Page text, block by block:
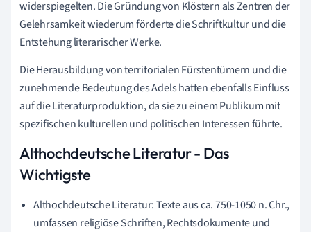
widerspiegelten. Die Gründung von Klöstern als Zentren der
Gelehrsamkeit wiederum förderte die Schriftkultur und die
Entstehung literarischer Werke.
Die Herausbildung von territorialen Fürstentümern und die
zunehmende Bedeutung des Adels hatten ebenfalls Einfluss
auf die Literaturproduktion, da sie zu einem Publikum mit
spezifischen kulturellen und politischen Interessen führte.
Althochdeutsche Literatur - Das
Wichtigste
Althochdeutsche Literatur: Texte aus ca. 750-1050 n. Chr.,
umfassen religiöse Schriften, Rechtsdokumente und